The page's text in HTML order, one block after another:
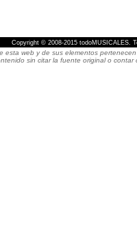
Copyright © 2008-2015 todoMUSICALES.
esta web y de sus elementos
sin citar la fuente original o